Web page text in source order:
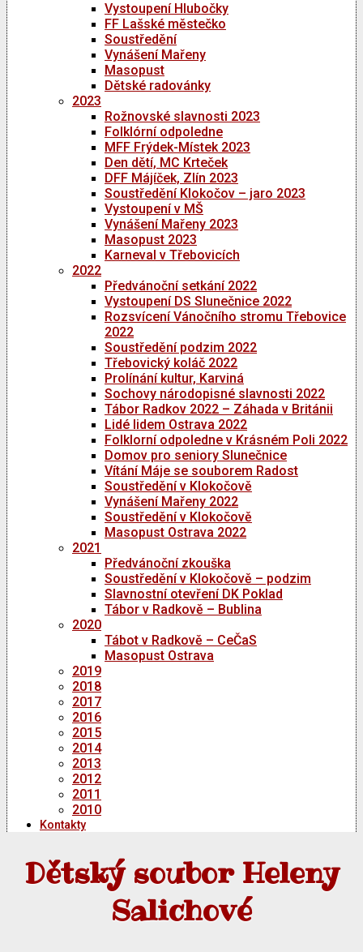
Vystoupení Hlubočky
FF Lašské městečko
Soustředění
Vynášení Mařeny
Masopust
Dětské radovánky
2023
Rožnovské slavnosti 2023
Folklórní odpoledne
MFF Frýdek-Místek 2023
Den dětí, MC Krteček
DFF Májíček, Zlín 2023
Soustředění Klokočov – jaro 2023
Vystoupení v MŠ
Vynášení Mařeny 2023
Masopust 2023
Karneval v Třebovicích
2022
Předvánoční setkání 2022
Vystoupení DS Slunečnice 2022
Rozsvícení Vánočního stromu Třebovice
2022
Soustředění podzim 2022
Třebovický koláč 2022
Prolínání kultur, Karviná
Sochovy národopisné slavnosti 2022
Tábor Radkov 2022 – Záhada v Británii
Lidé lidem Ostrava 2022
Folklorní odpoledne v Krásném Poli 2022
Domov pro seniory Slunečnice
Vítání Máje se souborem Radost
Soustředění v Klokočově
Vynášení Mařeny 2022
Soustředění v Klokočově
Masopust Ostrava 2022
2021
Předvánoční zkouška
Soustředění v Klokočově – podzim
Slavnostní otevření DK Poklad
Tábor v Radkově – Bublina
2020
Tábot v Radkově – CeČaS
Masopust Ostrava
2019
2018
2017
2016
2015
2014
2013
2012
2011
2010
Kontakty
Dětský soubor Heleny
Salichové